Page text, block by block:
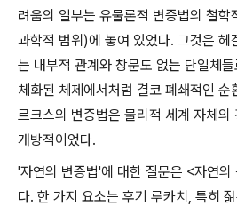
려움의 일부는 유물론적 변증법의 철학
과학적 범위 )에 놓여 있었다. 그것은 헤
는 내부적 관계와 창문도 없는 단일체
체화된 체제에서처럼 결코 폐쇄적인 순
르크스의 변증법은 물리적 세계 자체의
개방적이었다.
'자연의 변증법'에 대한 질문은 <자연의
다. 한 가지 요소는 후기 루카치 , 특히